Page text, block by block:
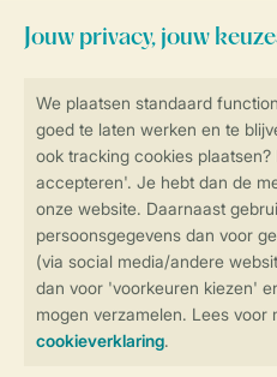
Controle over
Veilig en snel online
Veilige
Veilige betaling